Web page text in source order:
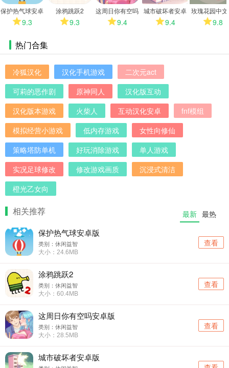
多
保护热气球安卓
版9.3
涂鸦跳跃2
9.3
这周日你有空吗
安卓版
9.4
城市破坏者安卓
版9.4
玫瑰花园中
9.8
热门合集
冷狐汉化 汉化手机游戏
二次元act
可莉的恶作剧
原神同人
汉化版互动
汉化版本游戏
火柴人 互动汉化安卓
fnf模组
模拟经营小游戏
低内存游戏
女性向修仙
策略塔防单机
好玩消除游戏
单人游戏
实况足球修改
修改游戏画质
沉浸式清洁
橙光乙女向
相关推荐 最新 最热
保护热气球安卓版
类别：休闲益智
大小：24.6MB
查看
涂鸦跳跃2
类别：休闲益智
大小：60.4MB
查看
这周日你有空吗安卓版
类别：休闲益智
大小：28.5MB
查看
城市破坏者安卓版